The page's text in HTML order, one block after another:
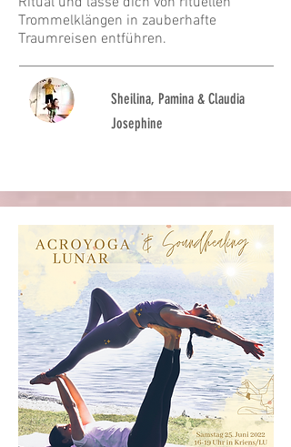
Trommelklängen in zauberhafte
Traumreisen entführen.
Sheilina, Pamina & Claudia
Josephine